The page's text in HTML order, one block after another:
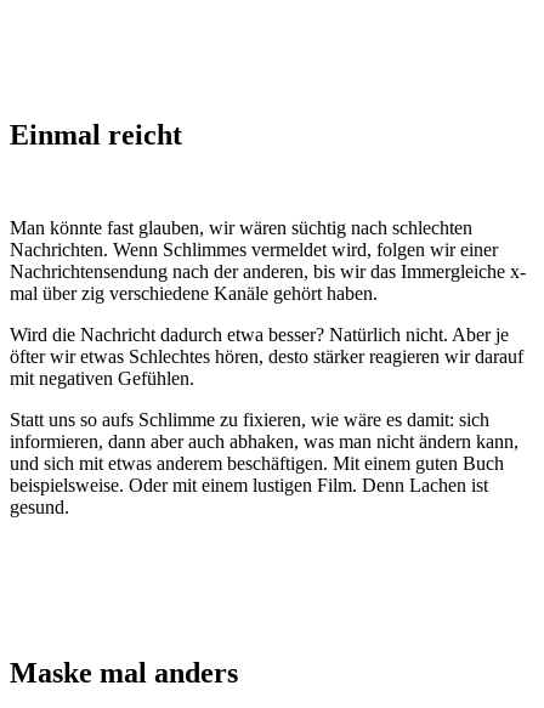
Einmal reicht
Man könnte fast glauben, wir wären süchtig nach schlechten
Nachrichten. Wenn Schlimmes vermeldet wird, folgen wir einer
Nachrichtensendung nach der anderen, bis wir das Immergleiche x-
mal über zig verschiedene Kanäle gehört haben.
Wird die Nachricht dadurch etwa besser? Natürlich nicht. Aber je
öfter wir etwas Schlechtes hören, desto stärker reagieren wir darauf
mit negativen Gefühlen.
Statt uns so aufs Schlimme zu fixieren, wie wäre es damit: sich
informieren, dann aber auch abhaken, was man nicht ändern kann,
und sich mit etwas anderem beschäftigen. Mit einem guten Buch
beispielsweise. Oder mit einem lustigen Film. Denn Lachen ist
gesund.
Maske mal anders